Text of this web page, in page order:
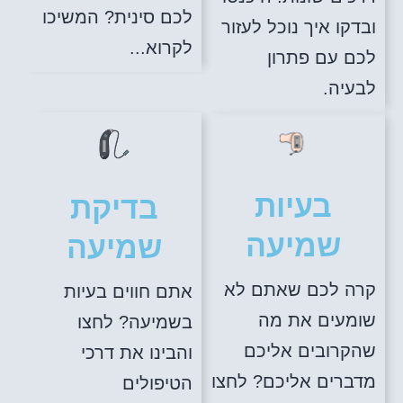
ובדקו איך נוכל לעזור
לכם עם פתרון
לבעיה.
לכם סינית? המשיכו
לקרוא...
בעיות
שמיעה
קרה לכם שאתם לא
שומעים את מה
שהקרובים אליכם
מדברים אליכם? לחצו
בדיקת
שמיעה
אתם חווים בעיות
בשמיעה? לחצו
והבינו את דרכי
הטיפולים